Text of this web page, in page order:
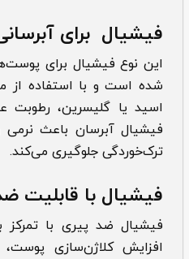
فیشیال برای
این نوع فیشیال برای
شده است و با استفاده از
اسید یا گلیسرین،
فیشیال آبرسان باعث
ترک‌خوردگی جلوگیری می‌کند.
فیشیال با قابلیت
فیشیال ضد پیری با
افزایش کلاژن‌سازی پوست،